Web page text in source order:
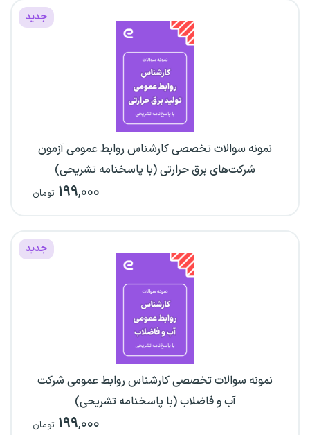
جدید
نمونه سوالات تخصصی کارشناس روابط عمومی آزمون
شرکت‌های برق حرارتی (با پاسخنامه تشریحی)
۱۹۹,۰۰۰ تومان
جدید
نمونه سوالات تخصصی کارشناس روابط عمومی شرکت
آب و فاضلاب (با پاسخنامه تشریحی)
۱۹۹,۰۰۰ تومان